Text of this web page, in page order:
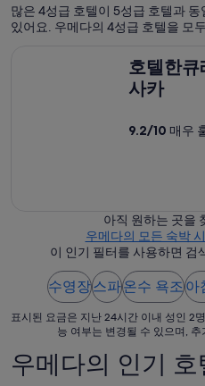
많은 4성급 호텔이 5성급 호텔과
있어요. 우메다의 4성급 호텔을 모
호텔한
사카
9.2/10 매우
아직 원하는 곳을
우메다의 모든 숙박
이 인기 필터를 사용하면 검
수영장스파온수 욕조아
표시된 요금은 지난 24시간 이내 성인 2
능 여부는 변경될 수 있으며,
우메다의 인기 호